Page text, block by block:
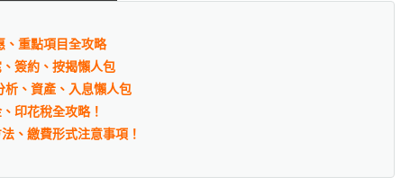
、重點項目全攻略
簽約、按揭懶人包
析、資產、入息懶人包
印花稅全攻略！
、繳費形式注意事項！